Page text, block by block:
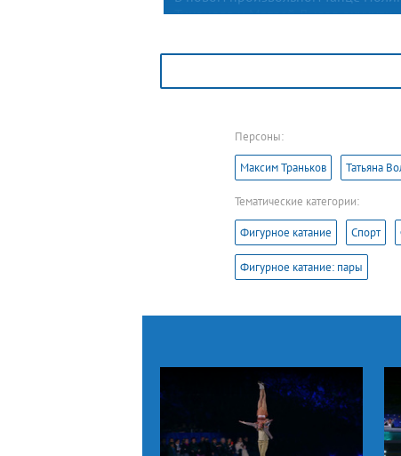
Тихонова и Матвей Лысов окунули
безжалостного Средневековья
альтернативной реальности — на
была разыграна «Игра престолов».
Персоны:
Максим Траньков Татьяна
Тематические категории:
Фигурное катание Спорт
Фигурное катание: пары